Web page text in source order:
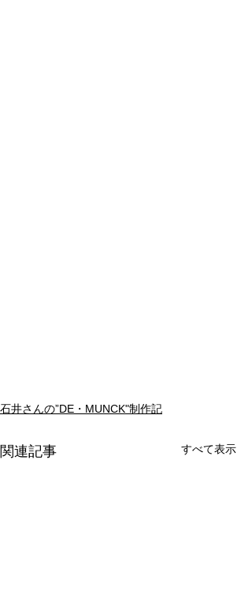
石井さんの”DE・MUNCK"制作記
関連記事 すべて表示